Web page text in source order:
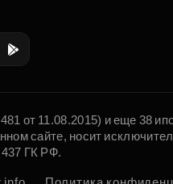
от 11.08.2015) и еще 38
сайте, носит
ГК РФ.